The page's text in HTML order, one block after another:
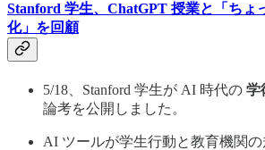
Stanford 学生、ChatGPT 授業と「ちょ
化」を回顧
5/18、Stanford 学生が AI 時代の 学
論考を公開しました。
AI ツールが学生行動と教育機関